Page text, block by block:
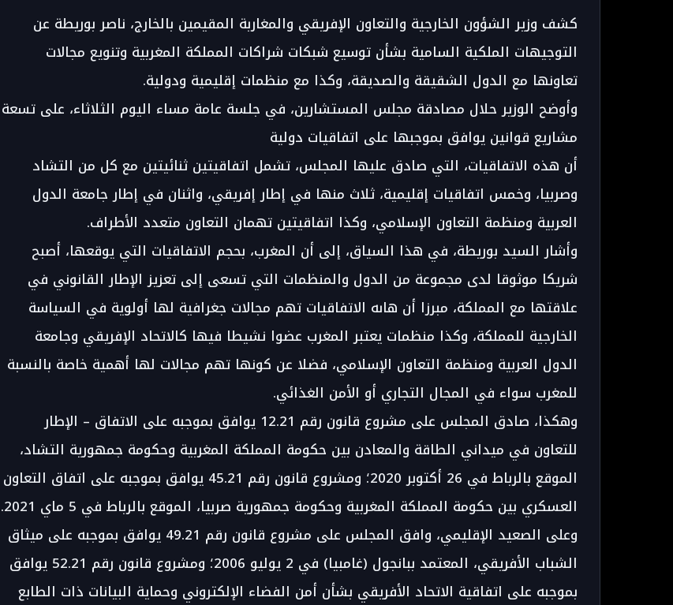
كشف وزير الشؤون الخارجية والتعاون الإفريقي والمغاربة المقيمين بالخارج، ناصر بوريطة عن
التوجيهات الملكية السامية بشأن توسيع شبكات شراكات المملكة المغربية وتنويع مجالات
تعاونها مع الدول الشقيقة والصديقة، وكذا مع منظمات إقليمية ودولية.
وأوضح الوزير حلال مصادقة مجلس المستشارين، في جلسة عامة مساء اليوم الثلاثاء، على تسعة
مشاريع قوانين يوافق بموجبها على اتفاقيات دولية
أن هذه الاتفاقيات، التي صادق عليها المجلس، تشمل اتفاقيتين ثنائيتين مع كل من التشاد
وصربيا، وخمس اتفاقيات إقليمية، ثلاث منها في إطار إفريقي، واثنان في إطار جامعة الدول
العربية ومنظمة التعاون الإسلامي، وكذا اتفاقيتين تهمان التعاون متعدد الأطراف.
وأشار السيد بوريطة، في هذا السياق، إلى أن المغرب، بحجم الاتفاقيات التي يوقعها، أصبح
شريكا موثوقا لدى مجموعة من الدول والمنظمات التي تسعى إلى تعزيز الإطار القانوني في
علاقتها مع المملكة، مبرزا أن هاىه الاتفاقيات تهم مجالات جغرافية لها أولوية في السياسة
الخارجية للمملكة، وكذا منظمات يعتبر المغرب عضوا نشيطا فيها كالاتحاد الإفريقي وجامعة
الدول العربية ومنظمة التعاون الإسلامي، فضلا عن كونها تهم مجالات لها أهمية خاصة بالنسبة
للمغرب سواء في المجال التجاري أو الأمن الغذائي.
وهكذا، صادق المجلس على مشروع قانون رقم 12.21 يوافق بموجبه على الاتفاق – الإطار
للتعاون في ميداني الطاقة والمعادن بين حكومة المملكة المغربية وحكومة جمهورية التشاد،
الموقع بالرباط في 26 أكتوبر 2020؛ ومشروع قانون رقم 45.21 يوافق بموجبه على اتفاق التعاون
العسكري بين حكومة المملكة المغربية وحكومة جمهورية صربيا، الموقع بالرباط في 5 ماي 2021.
وعلى الصعيد الإقليمي، وافق المجلس على مشروع قانون رقم 49.21 يوافق بموجبه على ميثاق
الشباب الأفريقي، المعتمد ببانجول (غامبيا) في 2 يوليو 2006؛ ومشروع قانون رقم 52.21 يوافق
بموجبه على اتفاقية الاتحاد الأفريقي بشأن أمن الفضاء الإلكتروني وحماية البيانات ذات الطابع